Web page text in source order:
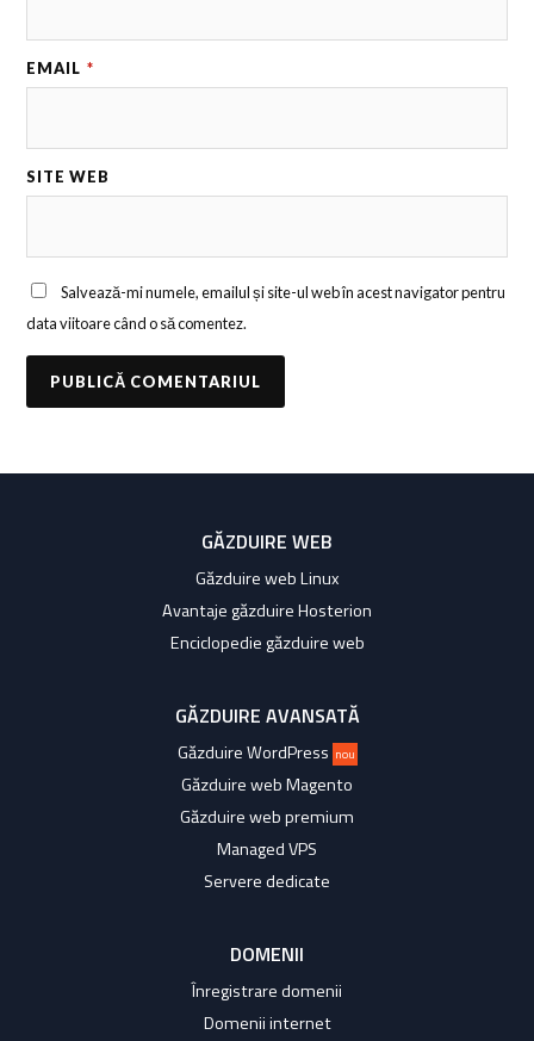
EMAIL *
SITE WEB
Salvează-mi numele, emailul și site-ul web în acest navigator pentru
data viitoare când o să comentez.
GĂZDUIRE WEB
Găzduire web Linux
Avantaje găzduire Hosterion
Enciclopedie găzduire web
GĂZDUIRE AVANSATĂ
Găzduire WordPress nou
Găzduire web Magento
Găzduire web premium
Managed VPS
Servere dedicate
DOMENII
Înregistrare domenii
Domenii internet